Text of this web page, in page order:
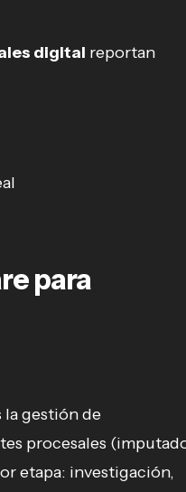
digital reportan
para
la gestión de
procesales
etapa: investigación,